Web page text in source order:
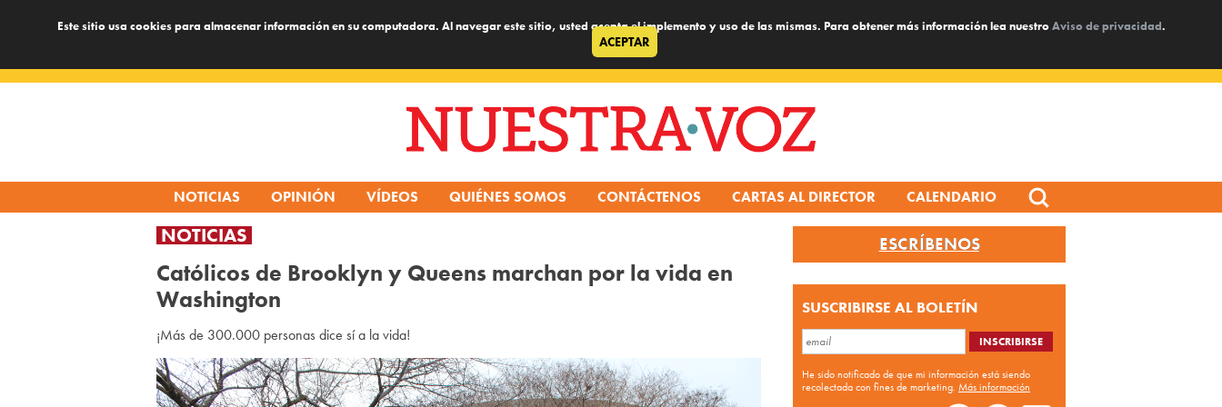
Este sitio usa cookies para almacenar información en su computadora. Al navegar este sitio, usted acepta el implemento y uso de las mismas. Para obtener más información lea nuestroAviso de privacidad.
ACEPTAR
NOTICIAS OPINIÓN VÍDEOS QUIÉNES SOMOS CONTÁCTENOS CARTAS AL DIRECTOR CALENDARIO
Search
for:
NOTICIAS
Católicos de Brooklyn y Queens marchan por la vida en
Washington
¡Más de 300.000 personas dice sí a la vida!
ESCRÍBENOS
SUSCRIBIRSE AL BOLETÍN
He sido notificado de que mi información está siendo
recolectada con fines de marketing. Más información